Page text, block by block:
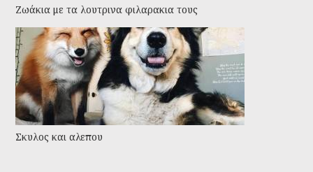
Ζωάκια με τα λουτρινα φιλαρακια τους
Σκυλος και αλεπου